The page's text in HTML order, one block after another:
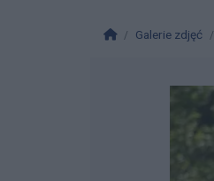
Strona główna
Galerie zdjęć